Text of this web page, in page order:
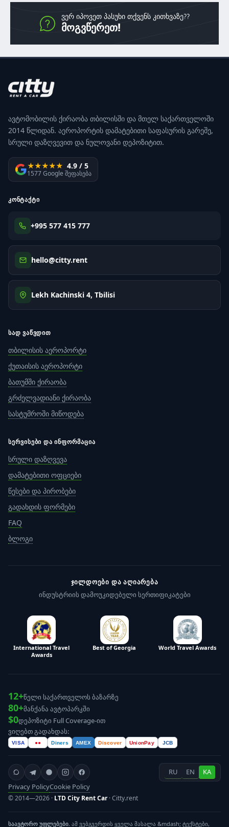
ვერ იპოვეთ პასუხი თქვენს კითხვაზე??
მოგვწერეთ!
ავტომობილის ქირაობა თბილისში და მთელ საქართველოში
2014 წლიდან. აეროპორტის დამატებითი საფასურის გარეშე,
სრული დაზღვევით და ნულოვანი დეპოზიტით.
★★★★★ 4.9 / 5
1577 Google შეფასება
ᲡᲐᲓ ᲕᲐᲬᲕᲓᲘᲗ
თბილისის აეროპორტი
ქუთაისის აეროპორტი
ბათუმში ქირაობა
გრძელვადიანი ქირაობა
სასტუმროში მიწოდება
ᲡᲔᲠᲕᲘᲡᲔᲑᲘ ᲓᲐ ᲘᲜᲤᲝᲠᲛᲐᲪᲘᲐ
სრული დაზღვევა
დამატებითი ოფციები
წესები და პირობები
გადახდის ფორმები
FAQ
ბლოგი
ᲙᲝᲜᲢᲐᲥᲢᲘ
+995 577 415 777
hello@citty.rent
Lekh Kachinski 4, Tbilisi
ᲯᲘᲚᲓᲝᲔᲑᲘ ᲓᲐ ᲐᲦᲘᲐᲠᲔᲑᲐ
ინდუსტრიის დამოუკიდებელი სერთიფიკატები
International Travel
Awards
Best of Georgia World Travel Awards
12+წელი საქართველოს ბაზარზე
80+მანქანა ავტოპარკში
$0დეპოზიტი Full Coverage-ით
ვიღებთ გადახდას:
VISA ●● Diners AMEX Discover UnionPay JCB
© 2014—2026 · LTD City Rent Car· Citty.rent
Privacy PolicyCookie Policy
RU EN KA
საავტორო უფლებები. ამ ვებგვერდის ყველა მასალა &mdash; ტექსტები,